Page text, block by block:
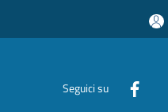
Seguici su